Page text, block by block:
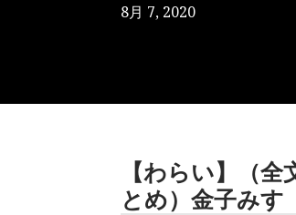
8月 7, 2020
【わらい】（
とめ）金子みす